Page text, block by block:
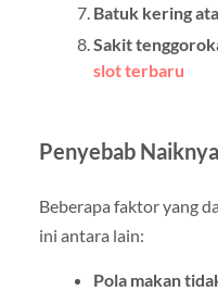
Batuk kering
Sakit
slot terbaru
Penyebab
Beberapa faktor yang
ini antara lain:
Pola makan